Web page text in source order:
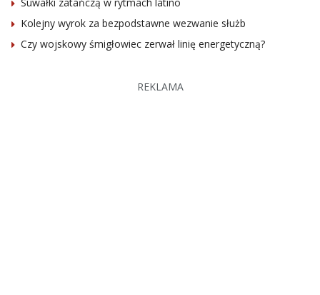
Kolejny wyrok za bezpodstawne wezwanie służb
Czy wojskowy śmigłowiec zerwał linię energetyczną?
REKLAMA